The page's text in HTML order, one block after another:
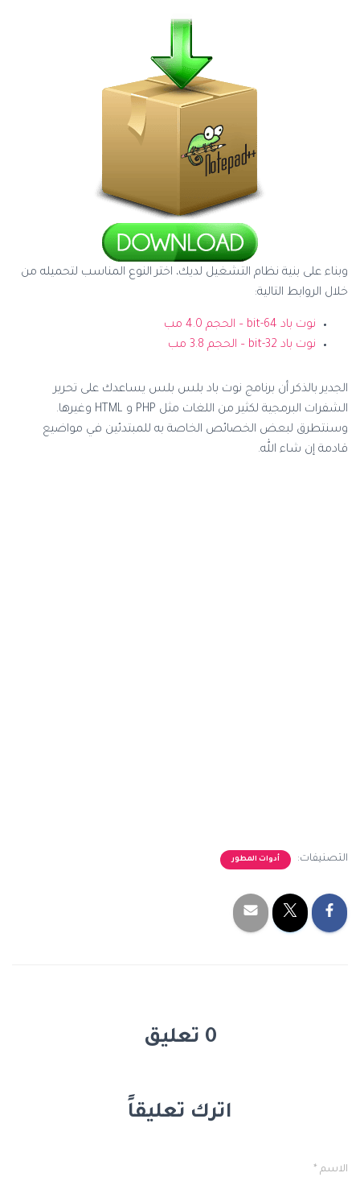
وبناء على بنية نظام التشغيل لديك، اختر النوع المناسب لتحميله من
خلال الروابط التالية:
نوت باد 64-bit – الحجم 4.0 مب
نوت باد 32-bit – الحجم 3.8 مب
الجدير بالذكر أن برنامج نوت باد بلس بلس يساعدك على تحرير
الشفرات البرمجية لكثير من اللغات مثل PHP و HTML وغيرها.
وسنتطرق لبعض الخصائص الخاصة به للمبتدئين في مواضيع
قادمة إن شاء الله.
التصنيفات: أدوات المطور
0 تعليق
اترك تعليقاً
الاسم *